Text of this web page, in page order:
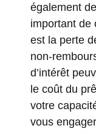
également
important de
est la perte
non-
d’intérêt
le coût du
votre
vous